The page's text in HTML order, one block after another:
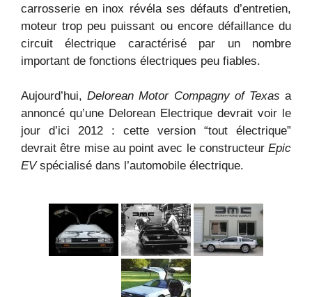
carrosserie en inox révéla ses défauts d’entretien,
moteur trop peu puissant ou encore défaillance du
circuit électrique caractérisé par un nombre
important de fonctions électriques peu fiables.
Aujourd’hui,Delorean Motor Compagny of Texasa
annoncé qu’une Delorean Electrique devrait voir le
jour d’ici 2012 : cette version “tout électrique”
devrait être mise au point avec le constructeur Epic
EVspécialisé dans l’automobile électrique.